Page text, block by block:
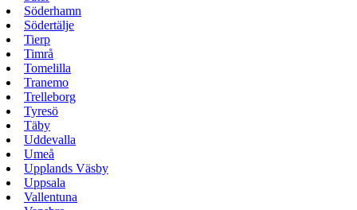
Söderhamn
Södertälje
Tierp
Timrå
Tomelilla
Tranemo
Trelleborg
Tyresö
Täby
Uddevalla
Umeå
Upplands Väsby
Uppsala
Vallentuna